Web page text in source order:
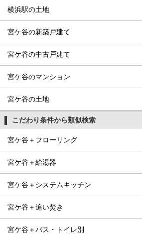
横浜駅の土地
宮ケ谷の新築戸建て
宮ケ谷の中古戸建て
宮ケ谷のマンション
宮ケ谷の土地
こだわり条件から類似検索
宮ケ谷＋フローリング
宮ケ谷＋給湯器
宮ケ谷＋システムキッチン
宮ケ谷＋追い焚き
宮ケ谷＋バス・トイレ別